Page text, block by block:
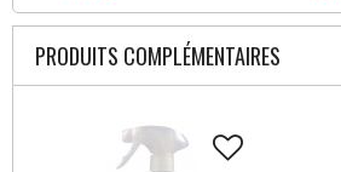
PRODUITS COMPLÉMENTAIRES